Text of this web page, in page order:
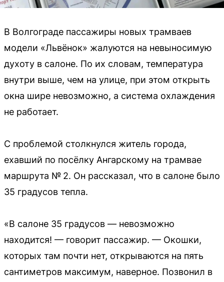
В Волгограде пассажиры новых трамваев
модели «Львёнок» жалуются на невыносимую
духоту в салоне. По их словам, температура
внутри выше, чем на улице, при этом открыть
окна шире невозможно, а система охлаждения
не работает.
С проблемой столкнулся житель города,
ехавший по посёлку Ангарскому на трамвае
маршрута № 2. Он рассказал, что в салоне было
35 градусов тепла.
«В салоне 35 градусов — невозможно
находится! — говорит пассажир. — Окошки,
которых там почти нет, открываются на пять
сантиметров максимум, наверное. Позвонил в